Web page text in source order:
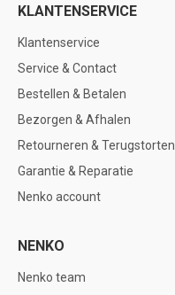
KLANTENSERVICE
Klantenservice
Service & Contact
Bestellen & Betalen
Bezorgen & Afhalen
Retourneren & Terugstorten
Garantie & Reparatie
Nenko account
NENKO
Nenko team